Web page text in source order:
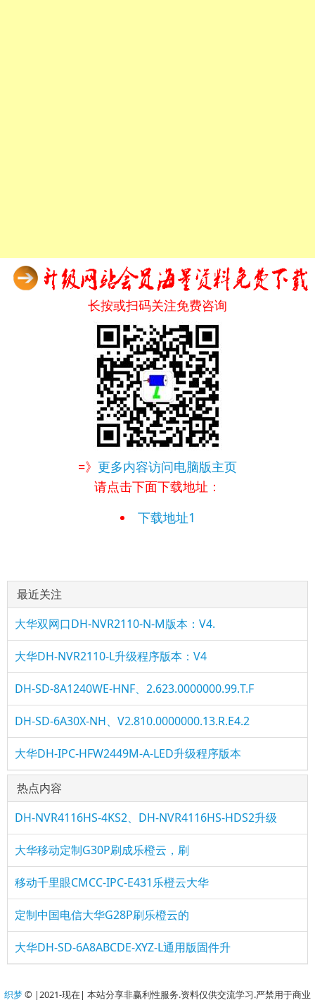
长按或扫码关注免费咨询
=》 更多内容访问电脑版主页
请点击下面下载地址：
下载地址1
最近关注
大华双网口DH-NVR2110-N-M版本：V4.
大华DH-NVR2110-L升级程序版本：V4
DH-SD-8A1240WE-HNF、2.623.0000000.99.T.F
DH-SD-6A30X-NH、V2.810.0000000.13.R.E4.2
大华DH-IPC-HFW2449M-A-LED升级程序版本
热点内容
DH-NVR4116HS-4KS2、DH-NVR4116HS-HDS2升级
大华移动定制G30P刷成乐橙云，刷
移动千里眼CMCC-IPC-E431乐橙云大华
定制中国电信大华G28P刷乐橙云的
大华DH-SD-6A8ABCDE-XYZ-L通用版固件升
织梦© |2021-现在| 本站分享非赢利性服务.资料仅供交流学习.严禁用于商业